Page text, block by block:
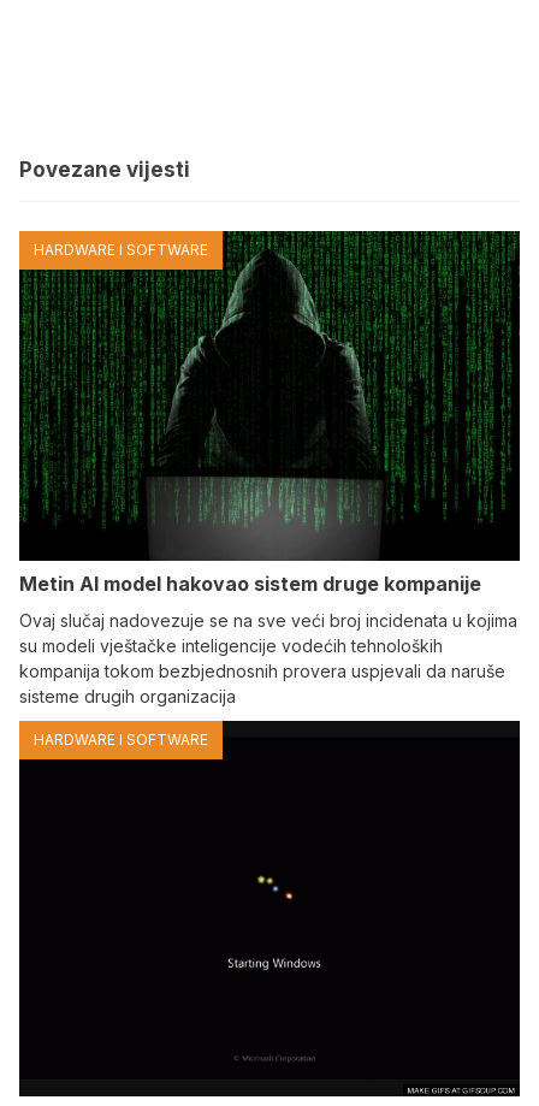
Povezane vijesti
HARDWARE I SOFTWARE
Metin AI model hakovao sistem druge kompanije
Ovaj slučaj nadovezuje se na sve veći broj incidenata u kojima
su modeli vještačke inteligencije vodećih tehnoloških
kompanija tokom bezbjednosnih provera uspjevali da naruše
sisteme drugih organizacija
HARDWARE I SOFTWARE